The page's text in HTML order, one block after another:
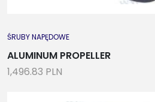
ŚRUBY NAPĘDOWE
ALUMINUM PROPELLER
1,496.83 PLN